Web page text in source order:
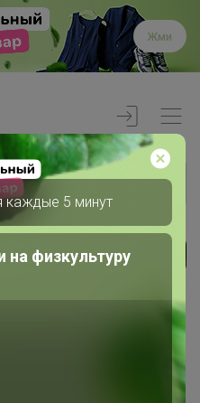
Жми
каждые 5 минут
на физкультуру